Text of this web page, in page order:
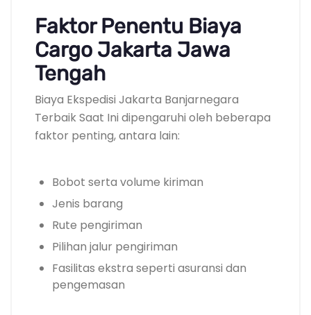
Faktor Penentu Biaya
Cargo Jakarta Jawa
Tengah
Biaya Ekspedisi Jakarta Banjarnegara
Terbaik Saat Ini dipengaruhi oleh beberapa
faktor penting, antara lain:
Bobot serta volume kiriman
Jenis barang
Rute pengiriman
Pilihan jalur pengiriman
Fasilitas ekstra seperti asuransi dan
pengemasan